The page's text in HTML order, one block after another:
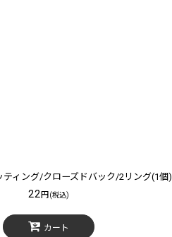
ィング/クローズドバック/2リング(1個)
22円(税込)
カート